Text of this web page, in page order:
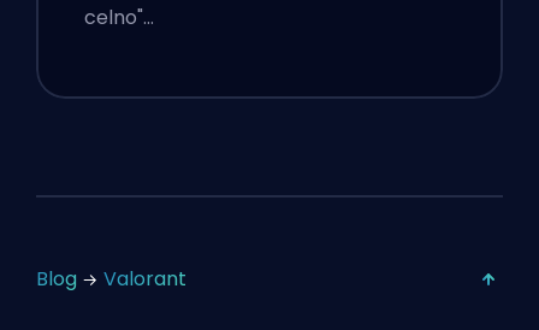
celno"…
Blog Valorant